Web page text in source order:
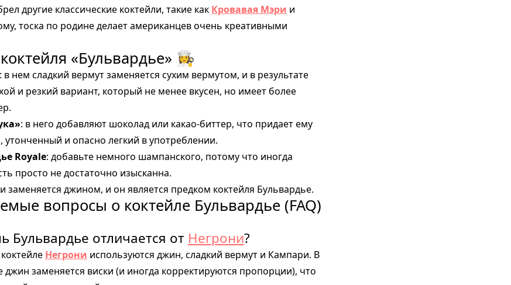
другие классические коктейли, такие как Кровавая Мэри и
тоска по родине делает американцев очень креативными
«Бульвардье» 👩‍🍳
: в нем сладкий вермут заменяется сухим вермутом, и в результате
и резкий вариант, который не менее вкусен, но имеет более
: в него добавляют шоколад или какао-биттер, что придает ему
утонченный и опасно легкий в употреблении.
Royale: добавьте немного шампанского, потому что иногда
просто не достаточно изысканна.
заменяется джином, и он является предком коктейля Бульвардье.
вопросы о коктейле Бульвардье (FAQ)
Бульвардье отличается от Негрони?
Негрони используются джин, сладкий вермут и Кампари. В
джин заменяется виски (и иногда корректируются пропорции), что